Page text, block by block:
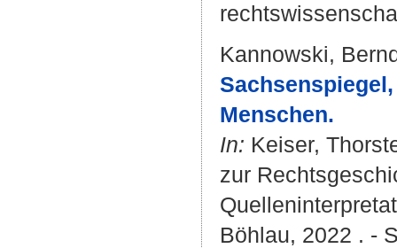
Kannowski,
Menschen.
In: Keiser,
zur
Böhlau, 2022 . -